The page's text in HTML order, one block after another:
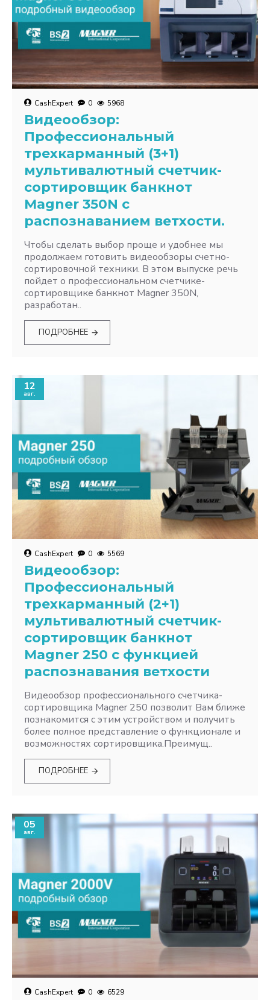
CashExpert 0 5968
Видеообзор:
Профессиональный
трехкарманный (3+1)
мультивалютный счетчик-
сортировщик банкнот
Magner 350N с
распознаванием ветхости.
Чтобы сделать выбор проще и удобнее мы
продолжаем готовить видеообзоры счетно-
сортировочной техники. В этом выпуске речь
пойдет о профессиональном счетчике-
сортировщике банкнот Magner 350N,
разработан..
ПОДРОБНЕЕ
12
авг.
CashExpert 0 5569
Видеообзор:
Профессиональный
трехкарманный (2+1)
мультивалютный счетчик-
сортировщик банкнот
Magner 250 с функцией
распознавания ветхости
Видеообзор профессионального счетчика-
сортировщика Magner 250 позволит Вам ближе
познакомится с этим устройством и получить
более полное представление о функционале и
возможностях сортировщика.Преимущ..
ПОДРОБНЕЕ
05
авг.
CashExpert 0 6529